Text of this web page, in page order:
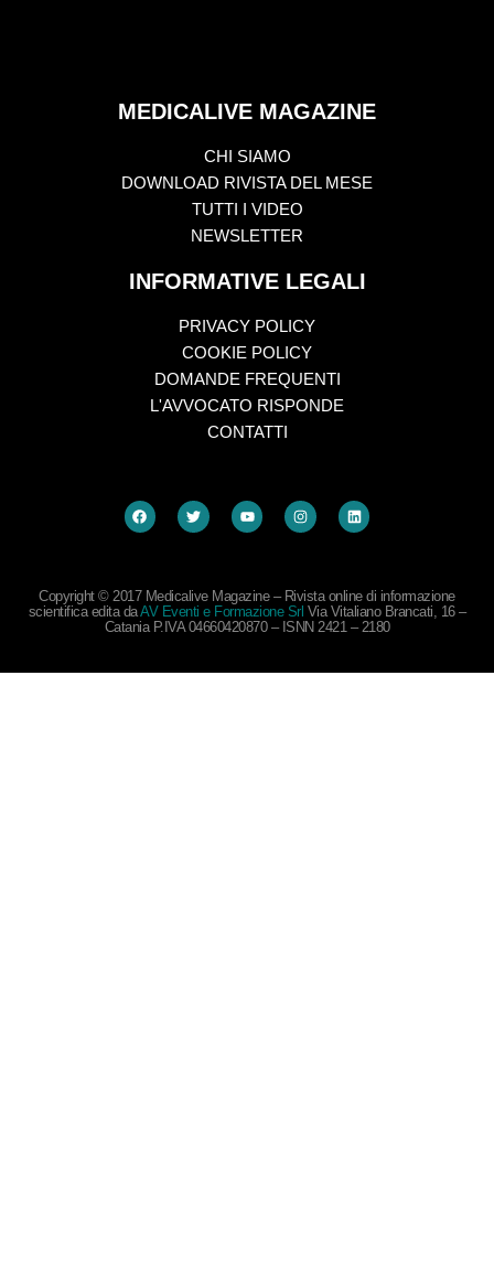
MEDICALIVE MAGAZINE
CHI SIAMO
DOWNLOAD RIVISTA DEL MESE
TUTTI I VIDEO
NEWSLETTER
INFORMATIVE LEGALI
PRIVACY POLICY
COOKIE POLICY
DOMANDE FREQUENTI
L'AVVOCATO RISPONDE
CONTATTI
Copyright © 2017 Medicalive Magazine – Rivista online di informazione
scientifica edita daAV Eventi e Formazione Srl Via Vitaliano Brancati, 16 –
Catania P.IVA 04660420870 – ISNN 2421 – 2180